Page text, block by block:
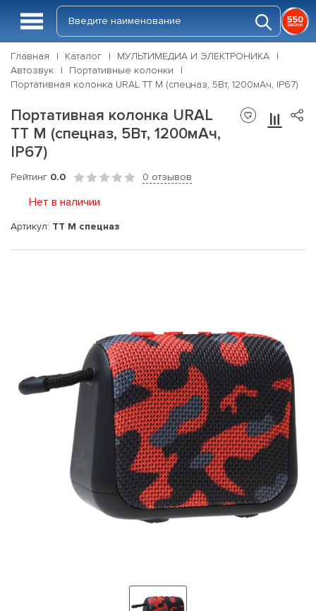
Главная Каталог
МУЛЬТИМЕДИА И ЭЛЕКТРОНИКА
Автозвук
Портативные колонки
Портативная колонка URAL ТТ М (спецназ, 5Вт, 1200мАч, IP67)
Портативная колонка URAL
ТТ М (спецназ, 5Вт, 1200мАч,
IP67)
Рейтинг 0.0 0 отзывов
Нет в наличии
Артикул: ТТ М спецназ